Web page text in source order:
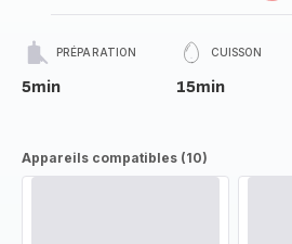
PRÉPARATION
5min
CUISSON
15min
Appareils compatibles (10)